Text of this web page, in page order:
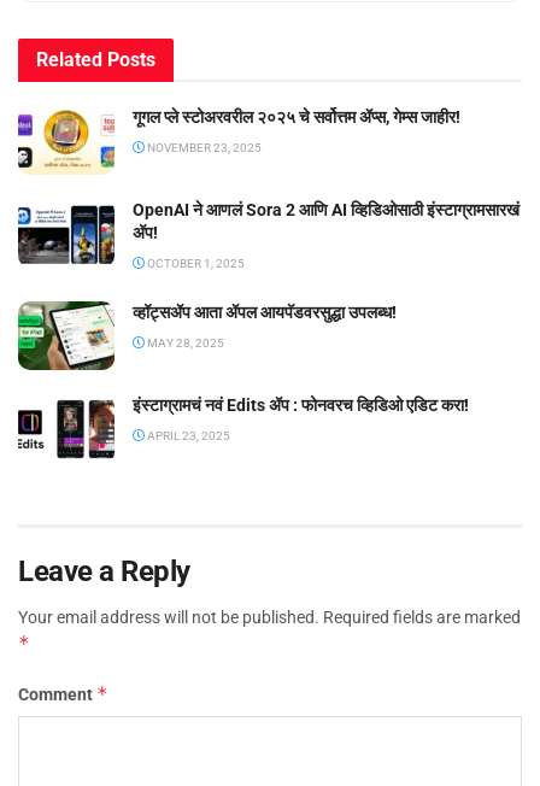
Related Posts
गूगल प्ले स्टोअरवरील २०२५ चे सर्वोत्तम ॲप्स, गेम्स जाहीर!
NOVEMBER 23, 2025
OpenAI ने आणलं Sora 2 आणि AI व्हिडिओसाठी इंस्टाग्रामसारखं
अ‍ॅप!
OCTOBER 1, 2025
व्हॉट्सॲप आता ॲपल आयपॅडवरसुद्धा उपलब्ध!
MAY 28, 2025
इंस्टाग्रामचं नवं Edits ॲप : फोनवरच व्हिडिओ एडिट करा!
APRIL 23, 2025
Leave a Reply
Your email address will not be published. Required fields are marked
*
Comment *